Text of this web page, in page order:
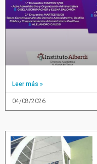
Leer más »
04/08/2026